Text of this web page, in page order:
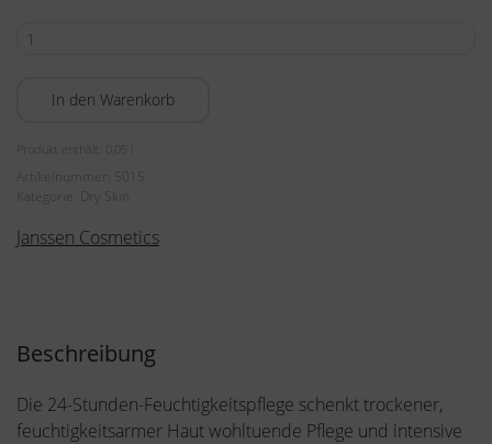
Super
50ml
In den Warenkorb
Produkt enthält: 0,05
Artikelnummer:
5015
Kategorie:
Dry Skin
Janssen Cosmetics
Beschreibung
Die 24-Stunden-Feuchtigkeitspflege schenkt trockener,
feuchtigkeitsarmer Haut wohltuende Pflege und intensive